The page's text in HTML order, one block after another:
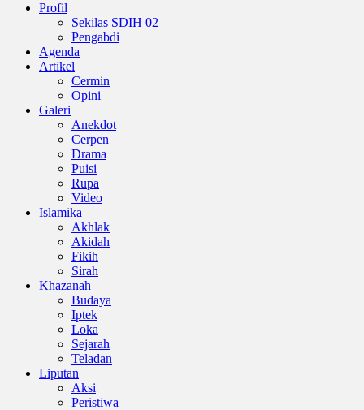
Profil
Sekilas SDIH 02
Pengabdi
Agenda
Artikel
Cermin
Opini
Galeri
Anekdot
Cerpen
Drama
Puisi
Rupa
Video
Islamika
Akhlak
Akidah
Fikih
Sirah
Khazanah
Budaya
Iptek
Loka
Sejarah
Teladan
Liputan
Aksi
Peristiwa